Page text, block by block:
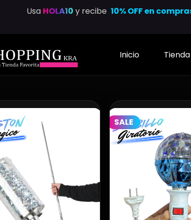
Usa HOLA10 y recibe 10% OFF en
Inicio Tienda
SALE